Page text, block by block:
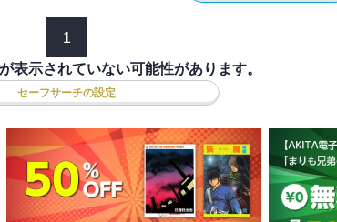
1
表示されていない可能性があります。
セーフサーチの設定